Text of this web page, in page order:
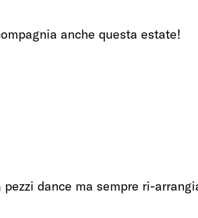
anche questa estate!
dance ma sempre ri-